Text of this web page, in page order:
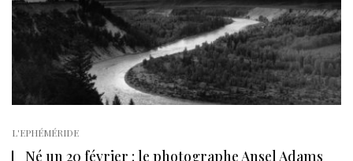
L'EPHÉMÉRIDE
Né un 20 février : le photographe Ansel Adams